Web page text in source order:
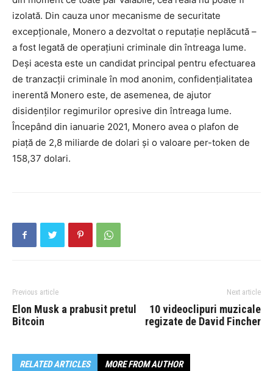
izolată. Din cauza unor mecanisme de securitate
excepționale, Monero a dezvoltat o reputație neplăcută –
a fost legată de operațiuni criminale din întreaga lume.
Deși acesta este un candidat principal pentru efectuarea
de tranzacții criminale în mod anonim, confidențialitatea
inerentă Monero este, de asemenea, de ajutor
disidenților regimurilor opresive din întreaga lume.
Începând din ianuarie 2021, Monero avea o plafon de
piață de 2,8 miliarde de dolari și o valoare per-token de
158,37 dolari.
Previous article
Elon Musk a prabusit pretul
Bitcoin
Next article
10 videoclipuri muzicale
regizate de David Fincher
RELATED ARTICLES MORE FROM AUTHOR